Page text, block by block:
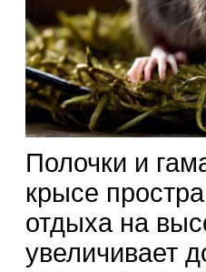
Полочки и
крысе
отдыха на
увеличивает